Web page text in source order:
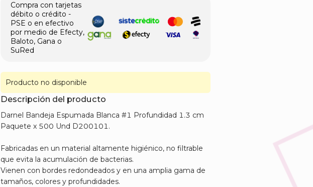
Compra con tarjetas
débito o crédito -
PSE o en efectivo
por medio de Efecty,
Baloto, Gana o
SuRed
Producto no disponible
Descripción del producto
Darnel Bandeja Espumada Blanca #1 Profundidad 1.3 cm
Paquete x 500 Und D200101.
Fabricadas en un material altamente higiénico, no filtrable
que evita la acumulación de bacterias.
Vienen con bordes redondeados y en una amplia gama de
tamaños, colores y profundidades.